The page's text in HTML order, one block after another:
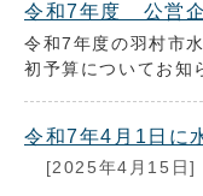
令和7年度 公営
令和7年度の羽村市
初予算についてお知
令和7年4月1日に
[2025年4月15日]